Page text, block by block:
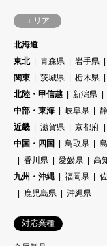
エリア
北海道
東北
青森県 岩手県
関東
茨城県 栃木県
北陸・甲信越
新潟県
中部・東海
岐阜県
近畿
滋賀県 京都府
中国・四国
鳥取県
香川県
愛媛県
高
九州・沖縄
福岡県
鹿児島県
沖縄県
対応業種